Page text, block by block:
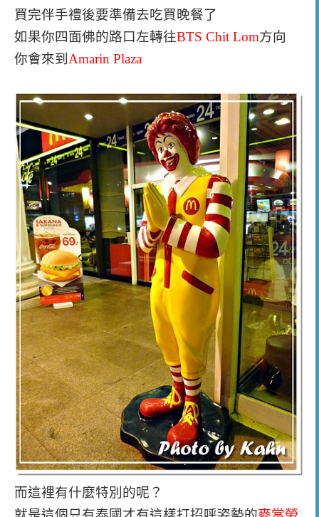
買完伴手禮後要準備去吃買晚餐了
如果你四面佛的路口左轉往BTS Chit Lom方向
你會來到 Amarin Plaza
而這裡有什麼特別的呢？